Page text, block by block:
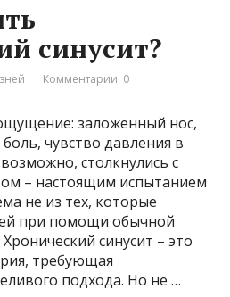
синусит?
Комментарии: 0
заложенный нос,
чувство давления в
столкнулись с
– настоящим испытанием
не из тех, которые
при помощи обычной
синусит – это
требующая
подхода. Но не …